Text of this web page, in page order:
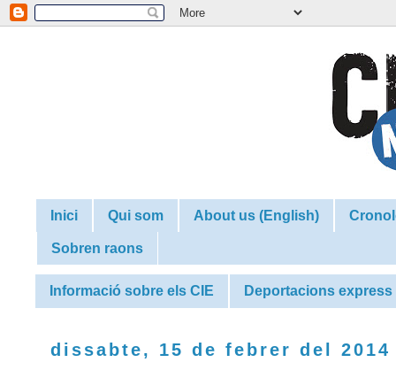
Inici Qui som About us (English)
Sobren raons
Informació sobre els CIE Deportacions express
dissabte, 15 de febrer del 2014